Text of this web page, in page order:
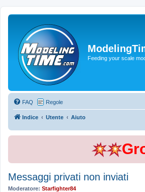
Feeding your scale
FAQ Regole
Indice Utente Aiuto
Messaggi privati non inviati
Moderatore: Starfighter84